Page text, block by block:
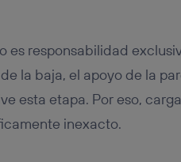
es responsabilidad
la baja, el apoyo de la
esta etapa. Por eso,
inexacto.